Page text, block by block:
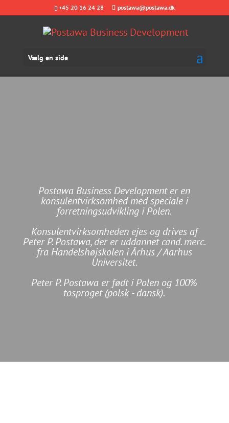
+45 20 16 24 28 postawa@postawa.dk
Vælg en side
Postawa Business Development er en
konsulentvirksomhed med speciale i
forretningsudvikling i Polen.
Konsulentvirksomheden ejes og drives af
Peter P. Postawa, der er uddannet cand. merc.
fra Handelshøjskolen i Århus / Aarhus
Universitet.
Peter P. Postawa er født i Polen og 100%
tosproget (polsk - dansk).